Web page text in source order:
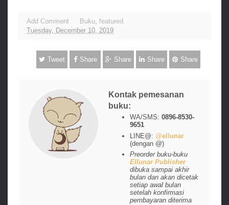
Add Comment Buku featured
Tuesday, December 10, 2019
Tweet Share Share Share Share
Kontak pemesanan
buku:
WA/SMS:0896-8530-
9651
LINE@:@ellunar
(dengan @)
Preorder buku-buku
Ellunar Publisher
dibuka sampai akhir
bulan dan akan dicetak
setiap awal bulan
setelah konfirmasi
pembayaran diterima